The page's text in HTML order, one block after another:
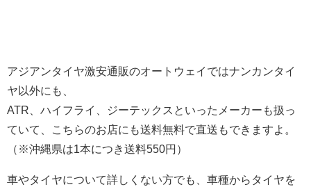
アジアンタイヤ激安通販のオートウェイではナンカンタイ
ヤ以外にも、
ATR、ハイフライ、ジーテックスといったメーカーも扱っ
ていて、こちらのお店にも送料無料で直送もできますよ。
（※沖縄県は1本につき送料550円）
車やタイヤについて詳しくない方でも、車種からタイヤを